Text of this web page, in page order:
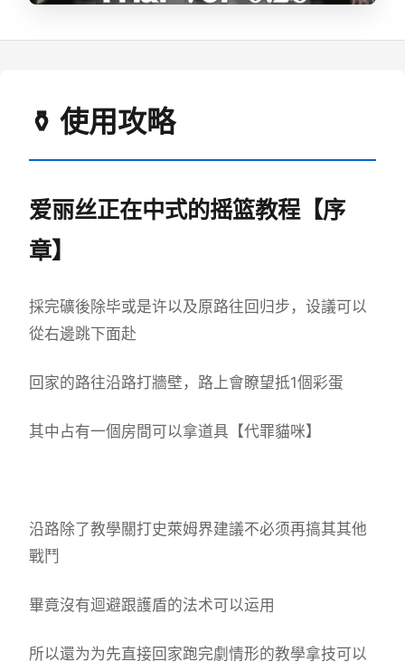
⚱️ 使用攻略
爱丽丝正在中式的摇篮教程【序
章】
採完礦後除毕或是许以及原路往回归步，设議可以
從右邊跳下面赴
回家的路往沿路打牆壁，路上會瞭望抵1個彩蛋
其中占有一個房間可以拿道具【代罪貓咪】
沿路除了教學關打史萊姆界建議不必须再搞其其他
戰鬥
畢竟沒有迴避跟護盾的法术可以运用
所以還为为先直接回家跑完劇情形的教學拿技可以